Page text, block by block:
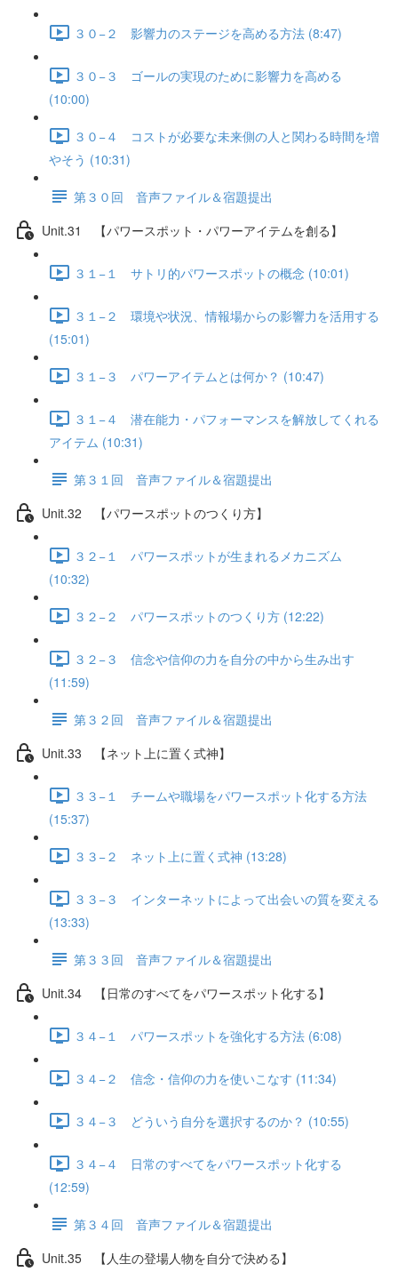
３０−２ 影響力のステージを高める方法 (8:47)
３０−３ ゴールの実現のために影響力を高める
(10:00)
３０−４ コストが必要な未来側の人と関わる時間を増
やそう (10:31)
第３０回 音声ファイル＆宿題提出
Unit.31 【パワースポット・パワーアイテムを創る】
３１−１ サトリ的パワースポットの概念 (10:01)
３１−２ 環境や状況、情報場からの影響力を活用する
(15:01)
３１−３ パワーアイテムとは何か？ (10:47)
３１−４ 潜在能力・パフォーマンスを解放してくれる
アイテム (10:31)
第３１回 音声ファイル＆宿題提出
Unit.32 【パワースポットのつくり方】
３２−１ パワースポットが生まれるメカニズム
(10:32)
３２−２ パワースポットのつくり方 (12:22)
３２−３ 信念や信仰の力を自分の中から生み出す
(11:59)
第３２回 音声ファイル＆宿題提出
Unit.33 【ネット上に置く式神】
３３−１ チームや職場をパワースポット化する方法
(15:37)
３３−２ ネット上に置く式神 (13:28)
３３−３ インターネットによって出会いの質を変える
(13:33)
第３３回 音声ファイル＆宿題提出
Unit.34 【日常のすべてをパワースポット化する】
３４−１ パワースポットを強化する方法 (6:08)
３４−２ 信念・信仰の力を使いこなす (11:34)
３４−３ どういう自分を選択するのか？ (10:55)
３４−４ 日常のすべてをパワースポット化する
(12:59)
第３４回 音声ファイル＆宿題提出
Unit.35 【人生の登場人物を自分で決める】